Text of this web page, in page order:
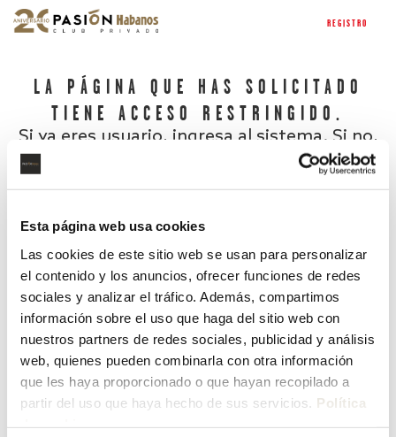
Esta página web usa cookies
Las cookies de este sitio web se usan para personalizar
el contenido y los anuncios, ofrecer funciones de redes
sociales y analizar el tráfico. Además, compartimos
información sobre el uso que haga del sitio web con
nuestros partners de redes sociales, publicidad y análisis
web, quienes pueden combinarla con otra información
que les haya proporcionado o que hayan recopilado a
partir del uso que haya hecho de sus servicios. Política
REGISTRO
LA PÁGINA QUE HAS SOLICITADO
TIENE ACCESO RESTRINGIDO.
Si ya eres usuario, ingresa al sistema. Si no,
¿Has olvidado tu contraseña?